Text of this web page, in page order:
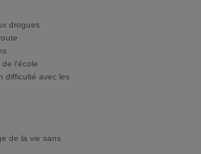
drogues
de l'école
difficulté avec les
de la vie sans